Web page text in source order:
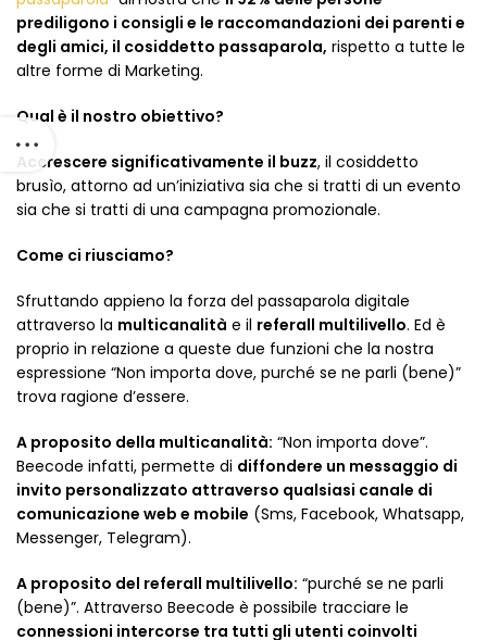
prediligono i consigli e le raccomandazioni dei parenti e
degli amici, il cosiddetto passaparola, rispetto a tutte le
altre forme di Marketing.
Qual è il nostro obiettivo?
Accrescere significativamente il buzz, il cosiddetto
brusìo, attorno ad un’iniziativa sia che si tratti di un evento
sia che si tratti di una campagna promozionale.
Come ci riusciamo?
Sfruttando appieno la forza del passaparola digitale
attraverso la multicanalità e il referall multilivello. Ed è
proprio in relazione a queste due funzioni che la nostra
espressione “Non importa dove, purché se ne parli (bene)”
trova ragione d’essere.
A proposito della multicanalità: “Non importa dove”.
Beecode infatti, permette di diffondere un messaggio di
invito personalizzato attraverso qualsiasi canale di
comunicazione web e mobile (Sms, Facebook, Whatsapp,
Messenger, Telegram).
A proposito del referall multilivello: “purché se ne parli
(bene)”. Attraverso Beecode è possibile tracciare le
connessioni intercorse tra tutti gli utenti coinvolti